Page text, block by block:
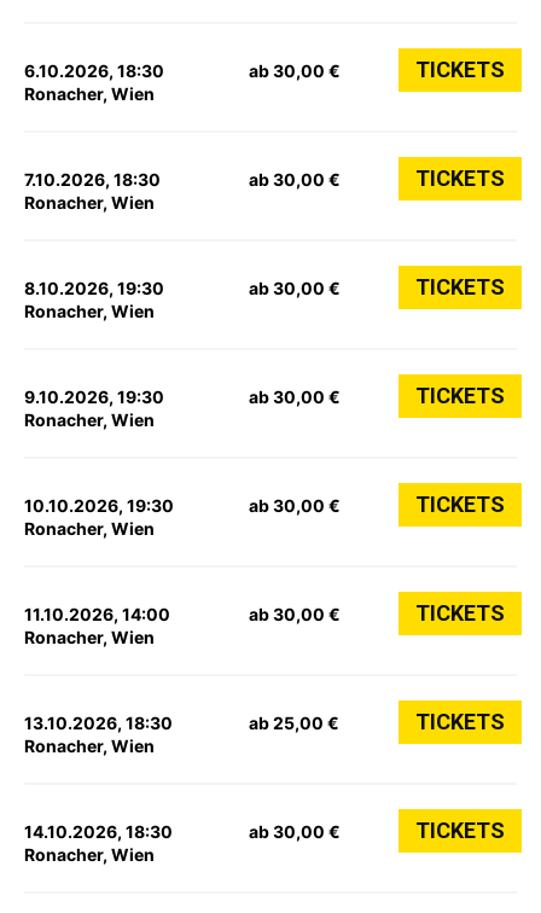
6.10.2026, 18:30
Ronacher, Wien
ab 30,00 € TICKETS
7.10.2026, 18:30
Ronacher, Wien
ab 30,00 € TICKETS
8.10.2026, 19:30
Ronacher, Wien
ab 30,00 € TICKETS
9.10.2026, 19:30
Ronacher, Wien
ab 30,00 € TICKETS
10.10.2026, 19:30
Ronacher, Wien
ab 30,00 € TICKETS
11.10.2026, 14:00
Ronacher, Wien
ab 30,00 € TICKETS
13.10.2026, 18:30
Ronacher, Wien
ab 25,00 € TICKETS
14.10.2026, 18:30
Ronacher, Wien
ab 30,00 € TICKETS